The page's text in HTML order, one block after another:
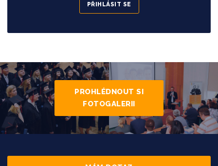
PŘIHLÁSIT SE
PROHLÉDNOUT SI
FOTOGALERII